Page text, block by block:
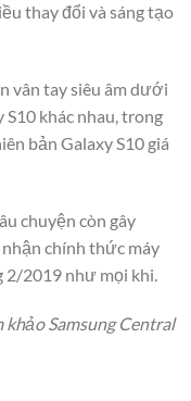
thay đổi và sáng tạo
vân tay siêu âm dưới
khác nhau, trong
bản Galaxy S10 giá
chuyện còn gây
chính thức máy
2/2019 như mọi khi.
khảo Samsung Central